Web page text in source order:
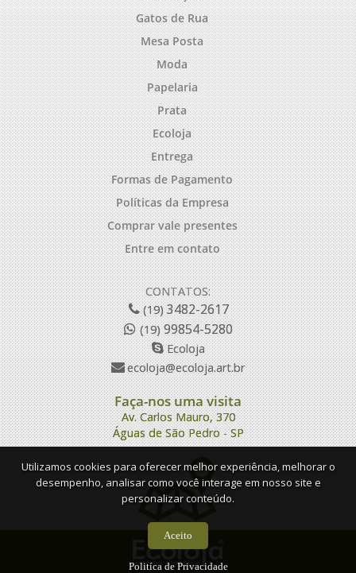
Gatos de Rua
Mesa Posta
Moda
Papelaria
Prata
Ecoloja
Entrega
Formas de Pagamento
Políticas da Empresa
Comprar vale presentes
Entre em contato
CONTATOS:
(19)3482-2617
(19)99854-5280
Ecoloja
ecoloja@ecoloja.art.br
Faça-nos uma visita
Av. Carlos Mauro, 370
Águas de São Pedro - SP
Utilizamos cookies para oferecer melhor experiência, melhorar o
desempenho, analisar como você interage em nosso site e
personalizar conteúdo.
Aceito
Politíca de Privacidade